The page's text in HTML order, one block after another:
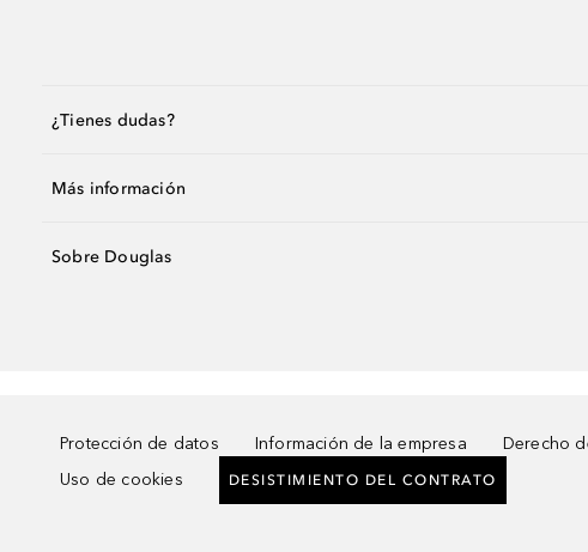
¿Tienes dudas?
Más información
Sobre Douglas
Protección de datos Información de la empresa Derecho
Uso de cookies
DESISTIMIENTO DEL CONTRATO